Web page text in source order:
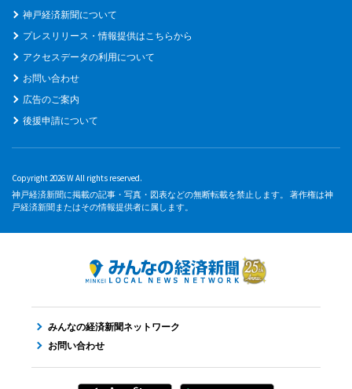
神戸経済新聞について
プレスリリース・情報提供はこちらから
アクセスデータの利用について
お問い合わせ
広告のご案内
後援申請について
Copyright 2026 W All rights reserved.
神戸経済新聞に掲載の記事・写真・図表などの無断転載を禁止します。 著作権は神
戸経済新聞またはその情報提供者に属します。
みんなの経済新聞ネットワーク
お問い合わせ